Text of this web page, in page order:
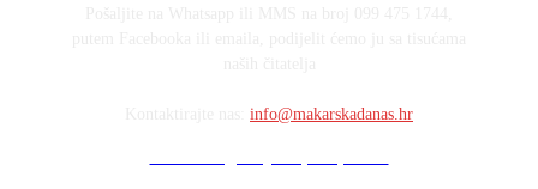
info@makarskadanas.hr